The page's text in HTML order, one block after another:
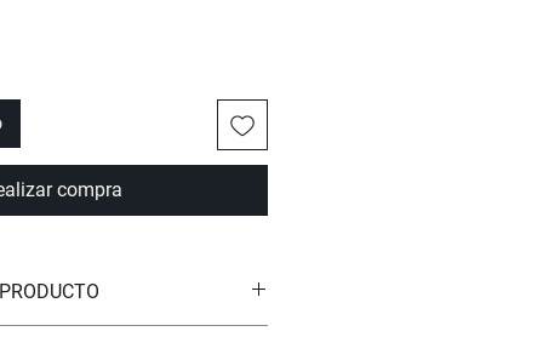
compra